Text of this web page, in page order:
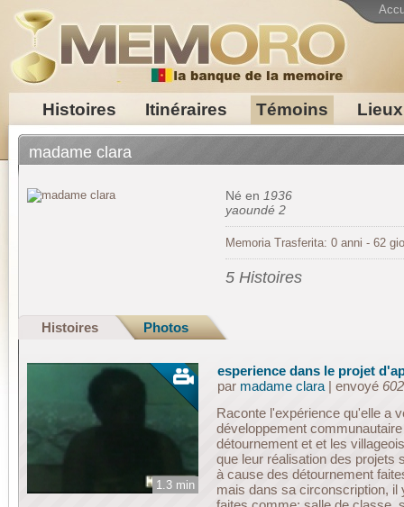
Histoires Itinéraires Témoins Lieux
madame clara
Né en 1936
yaoundé 2
Memoria Trasferita: 0 anni - 62
5 Histoires
Histoires Photos
1.3 min
esperience dans le projet
par madame clara| envoyé
Raconte l'expérience qu'elle a
développement
détournement et et les
que leur réalisation des projets
à cause des détournement
mais dans sa circonscription, il